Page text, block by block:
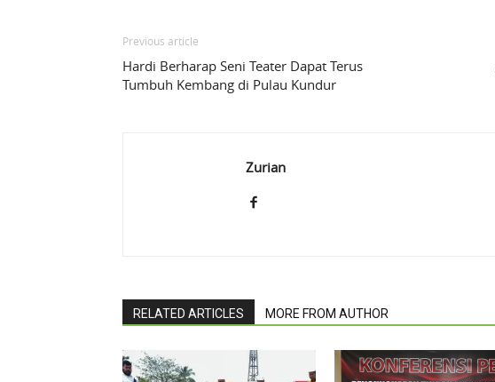
Previous article
Hardi Berharap Seni Teater Dapat Terus
Tumbuh Kembang di Pulau Kundur
Zurian
RELATED ARTICLES MORE FROM AUTHOR